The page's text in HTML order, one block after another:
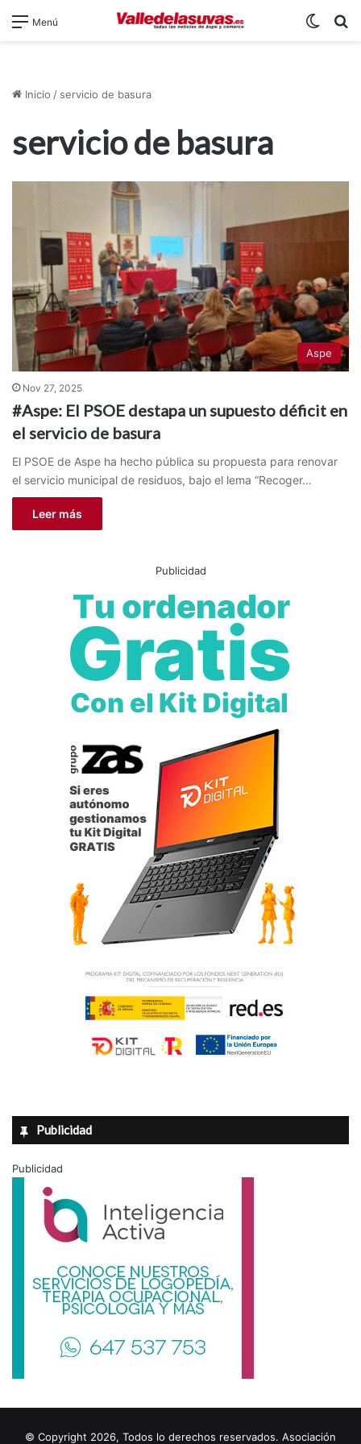
Menú
Inicio / servicio de basura
servicio de basura
Aspe
Nov 27, 2025
#Aspe: El PSOE destapa un supuesto déficit en
el servicio de basura
El PSOE de Aspe ha hecho pública su propuesta para renovar
el servicio municipal de residuos, bajo el lema “Recoger…
Leer más
Publicidad
Publicidad
Publicidad
© Copyright 2026, Todos lo derechos reservados. Asociación